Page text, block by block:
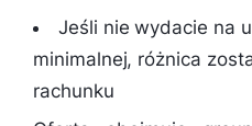
Jeśli nie wydacie na
minimalnej, różnica
rachunku